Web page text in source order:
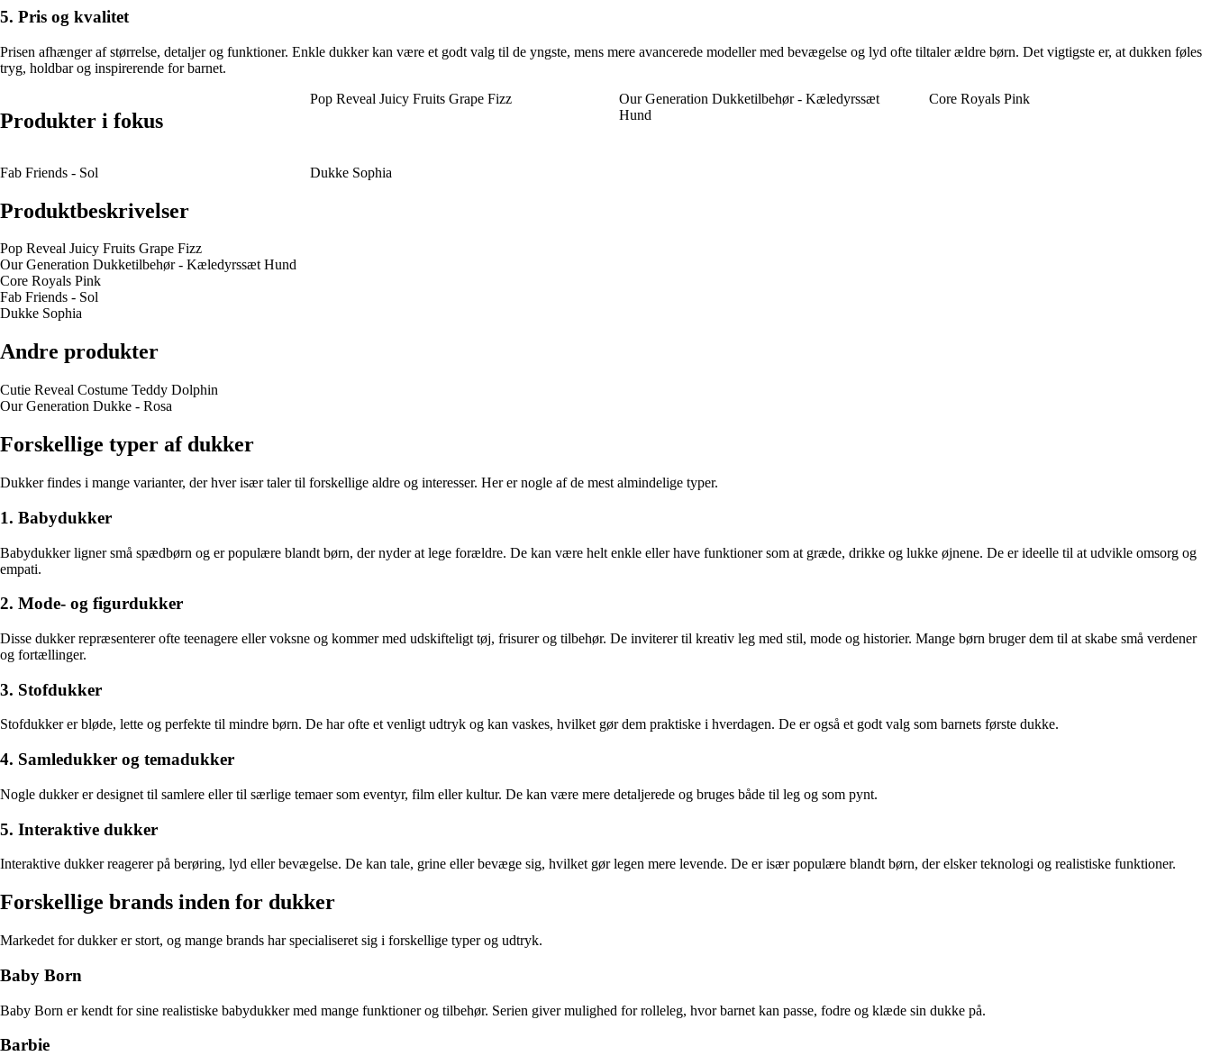
5. Pris og kvalitet
Prisen afhænger af størrelse, detaljer og funktioner. Enkle dukker kan være et godt valg til de yngste, mens mere avancerede modeller med bevægelse og lyd ofte tiltaler ældre børn. Det vigtigste er, at dukken føles
tryg, holdbar og inspirerende for barnet.
Produkter i fokus
Pop Reveal Juicy Fruits Grape Fizz
Our Generation Dukketilbehør - Kæledyrssæt
Hund
Core Royals Pink
Fab Friends - Sol Dukke Sophia
Produktbeskrivelser
Pop Reveal Juicy Fruits Grape Fizz
Our Generation Dukketilbehør - Kæledyrssæt Hund
Core Royals Pink
Fab Friends - Sol
Dukke Sophia
Andre produkter
Cutie Reveal Costume Teddy Dolphin
Our Generation Dukke - Rosa
Forskellige typer af dukker
Dukker findes i mange varianter, der hver især taler til forskellige aldre og interesser. Her er nogle af de mest almindelige typer.
1. Babydukker
Babydukker ligner små spædbørn og er populære blandt børn, der nyder at lege forældre. De kan være helt enkle eller have funktioner som at græde, drikke og lukke øjnene. De er ideelle til at udvikle omsorg og
empati.
2. Mode- og figurdukker
Disse dukker repræsenterer ofte teenagere eller voksne og kommer med udskifteligt tøj, frisurer og tilbehør. De inviterer til kreativ leg med stil, mode og historier. Mange børn bruger dem til at skabe små verdener
og fortællinger.
3. Stofdukker
Stofdukker er bløde, lette og perfekte til mindre børn. De har ofte et venligt udtryk og kan vaskes, hvilket gør dem praktiske i hverdagen. De er også et godt valg som barnets første dukke.
4. Samledukker og temadukker
Nogle dukker er designet til samlere eller til særlige temaer som eventyr, film eller kultur. De kan være mere detaljerede og bruges både til leg og som pynt.
5. Interaktive dukker
Interaktive dukker reagerer på berøring, lyd eller bevægelse. De kan tale, grine eller bevæge sig, hvilket gør legen mere levende. De er især populære blandt børn, der elsker teknologi og realistiske funktioner.
Forskellige brands inden for dukker
Markedet for dukker er stort, og mange brands har specialiseret sig i forskellige typer og udtryk.
Baby Born
Baby Born er kendt for sine realistiske babydukker med mange funktioner og tilbehør. Serien giver mulighed for rolleleg, hvor barnet kan passe, fodre og klæde sin dukke på.
Barbie